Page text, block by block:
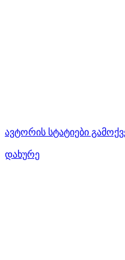
ავტორის სტატიები
დახურე